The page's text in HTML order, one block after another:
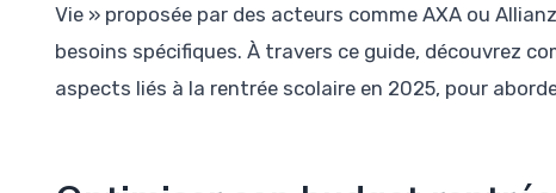
Vie » proposée par des acteurs comme AXA ou
besoins spécifiques. À travers ce guide, découvrez
aspects liés à la rentrée scolaire en 2025, pour